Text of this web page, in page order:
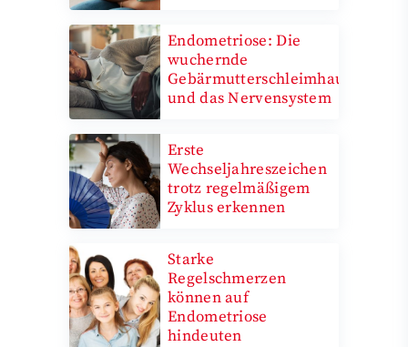
Endometriose: Die
wuchernde
Gebärmutterschleimhaut
und das Nervensystem
Erste
Wechseljahreszeichen
trotz regelmäßigem
Zyklus erkennen
Starke
Regelschmerzen
können auf
Endometriose
hindeuten